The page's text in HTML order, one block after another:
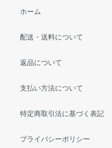
ホーム
配送・送料について
返品について
支払い方法について
特定商取引法に基づく表記
プライバシーポリシー